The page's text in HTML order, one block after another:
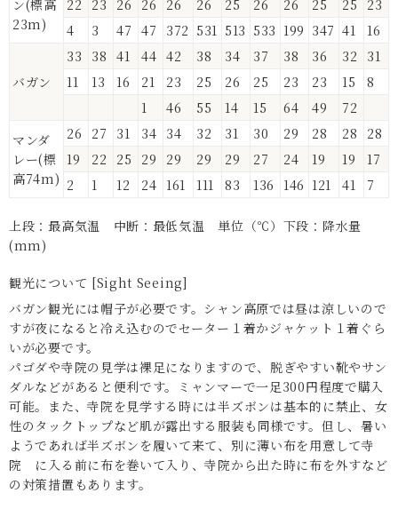
ン(標高
23m)
22
23 26 26 26 26 25 26 26 25 25
23
4
3 47 47 372 531 513 533 199 347 41 16
バガン
33 38 41 44 42 38 34 37 38 36 32
31
11
13 16 21 23 25 26 25 23 23 15
8
1
46 55 14 15 64 49
72
マンダ
レー(標
高74m)
26 27 31 34 34 32 31 30 29 28 28
28
19
22 25 29 29 29 29 27 24 19 19
17
2
1 12 24 161 111 83 136 146 121 41 7
上段：最高気温 中断：最低気温 単位（℃）下段：降水量
(mm)
観光について [Sight Seeing]
バガン観光には帽子が必要です。シャン高原では昼は涼しいので
すが夜になると冷え込むのでセーター１着かジャケット１着ぐら
いが必要です。
パゴダや寺院の見学は裸足になりますので、脱ぎやすい靴やサン
ダルなどがあると便利です。ミャンマーで一足300円程度で購入
可能。また、寺院を見学する時には半ズボンは基本的に禁止、女
性のタックトップなど肌が露出する服装も同様です。但し、暑い
ようであれば半ズボンを履いて来て、別に薄い布を用意して寺
院 に入る前に布を巻いて入り、寺院から出た時に布を外すなど
の対策措置もあります。